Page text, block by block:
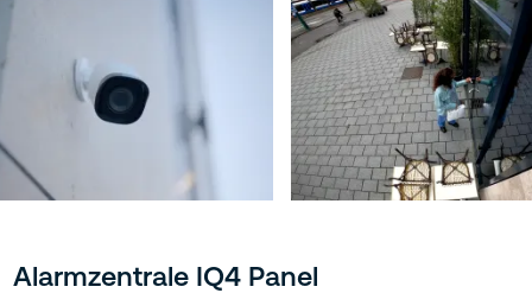
Alarmzentrale IQ4 Panel